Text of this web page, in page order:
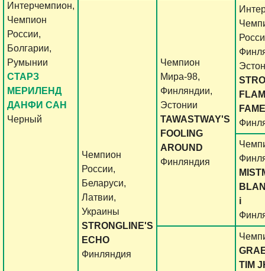
Интерчемпион,
Чемпион
России,
Болгарии,
Румынии
CТАРЗ
МЕРИЛЕНД
ДАНФИ САН
Черный
Чемпион
России,
Беларуси,
Латвии,
Украины
STRONGLINE'S
ECHO
Финляндия
Чемпион
Мира-98,
Финляндии,
Эстонии
TAWASTWAY'S
FOOLING
AROUND
Финляндия
FAME
i
TIM